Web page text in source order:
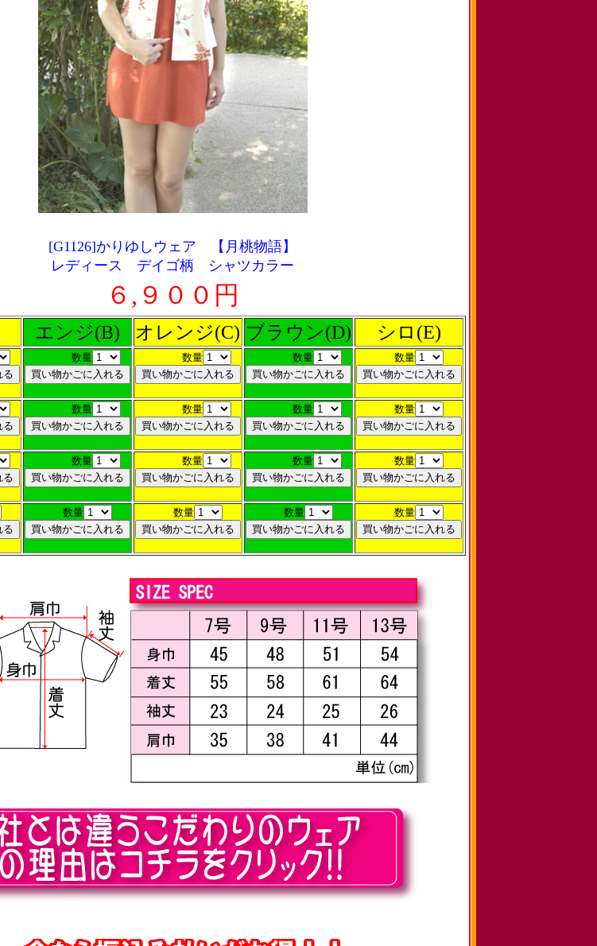
[G1126]かりゆしウェア 【月桃物語】
レディース デイゴ柄 シャツカラー
６,９００円
エンジ(B) オレンジ(C) ブラウン(D) シロ(E)
数量 数量 数量 数量
数量 数量 数量 数量
数量 数量 数量 数量
数量 数量 数量 数量